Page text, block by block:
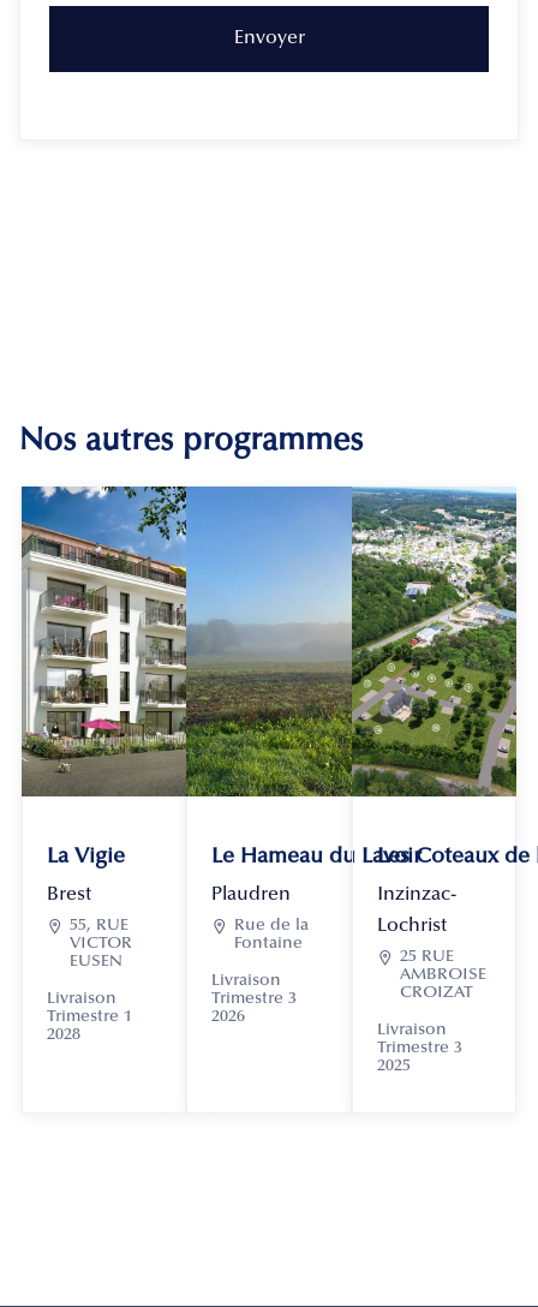
Nos autres programmes
La Vigie
Brest
 55, RUE
VICTOR
EUSEN
Livraison
Trimestre 1
2028
Le Hameau du Lavoir
Plaudren

Rue de la
Fontaine
Livraison
Trimestre 3
2026
Les Coteaux
Inzinzac-
Lochrist
 25 RUE
AMBROISE
CROIZAT
Livraison
Trimestre 3
2025